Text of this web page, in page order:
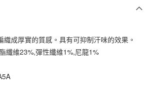
NT$33
織成厚實的質感。具有可抑制汗味的效果。
纖維23%,彈性纖維1%,尼龍1%